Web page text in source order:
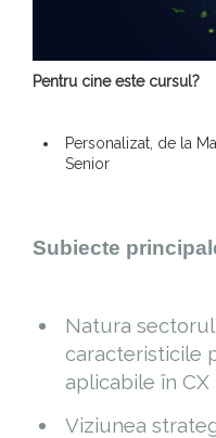
Pentru cine este cursul?
Personalizat, de la
Senior
Subiecte
Natura
caracteristicile
aplicabile în CX
Viziunea